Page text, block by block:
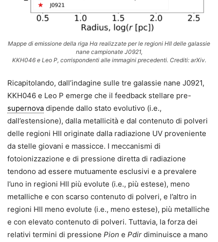
Mappe di emissione della riga Hα realizzate per le regioni HII delle galassie
nane campionate J0921,
KKH046 e Leo P, corrispondenti alle immagini precedenti. Crediti: arXiv.
Ricapitolando, dall’indagine sulle tre galassie nane J0921,
KKH046 e Leo P emerge che il feedback stellare pre-
supernova dipende dallo stato evolutivo (i.e.,
dall’estensione), dalla metallicità e dal contenuto di polveri
delle regioni HII originate dalla radiazione UV proveniente
da stelle giovani e massicce. I meccanismi di
fotoionizzazione e di pressione diretta di radiazione
tendono ad essere mutuamente esclusivi e a prevalere
l’uno in regioni HII più evolute (i.e., più estese), meno
metalliche e con scarso contenuto di polveri, e l’altro in
regioni HII meno evolute (i.e., meno estese), più metalliche
e con elevato contenuto di polveri. Tuttavia, la forza dei
relativi termini di pressione Pion e Pdir diminuisce a mano